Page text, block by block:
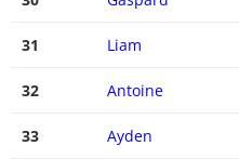
31 Liam
32 Antoine
33 Ayden